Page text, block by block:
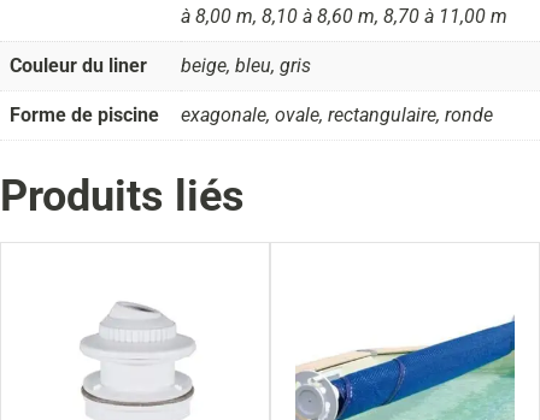
à 8,00 m, 8,10 à 8,60 m, 8,70 à 11,00 m
Couleur du liner beige, bleu, gris
Forme de piscine exagonale, ovale, rectangulaire, ronde
Produits liés